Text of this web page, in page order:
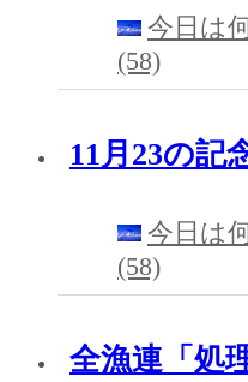
今日は
(58)
11月23の記
今日は
(58)
全漁連「処